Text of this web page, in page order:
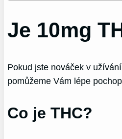
Je 10mg
Pokud jste nováček v
pomůžeme Vám lépe
Co je THC?